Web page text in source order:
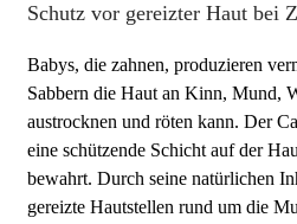
Schutz vor gereizter Haut bei
Babys, die zahnen, produzieren
Sabbern die Haut an Kinn, Mund,
austrocknen und röten kann. Der
eine schützende Schicht auf der
bewahrt. Durch seine natürlichen
gereizte Hautstellen rund um die